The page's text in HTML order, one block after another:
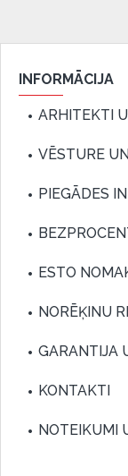
INFORMĀCIJA
ARHITEKTI
VĒSTURE
PIEGĀDES
ESTO
NORĒĶINU
GARANTIJA
KONTAKTI
NOTEIKUMI